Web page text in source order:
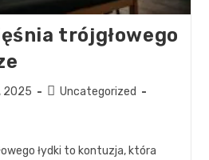
trójgłowego
2025
Uncategorized
łydki to kontuzja, która